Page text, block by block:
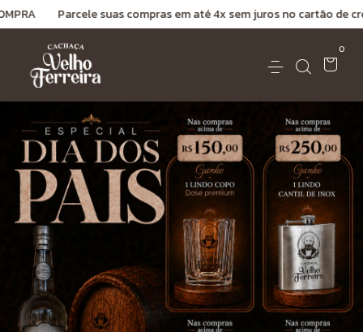
suas compras em até 4x sem juros no cartão de crédito. Valor
0